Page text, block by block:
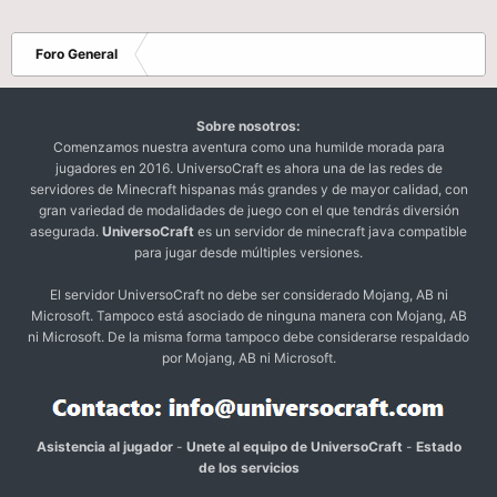
Foro General
Sobre nosotros:
Comenzamos nuestra aventura como una humilde morada para
jugadores en 2016. UniversoCraft es ahora una de las redes de
servidores de Minecraft hispanas más grandes y de mayor calidad, con
gran variedad de modalidades de juego con el que tendrás diversión
asegurada. UniversoCraft es un servidor de minecraft java compatible
para jugar desde múltiples versiones.
El servidor UniversoCraft no debe ser considerado Mojang, AB ni
Microsoft. Tampoco está asociado de ninguna manera con Mojang, AB
ni Microsoft. De la misma forma tampoco debe considerarse respaldado
por Mojang, AB ni Microsoft.
Asistencia al jugador- Unete al equipo de UniversoCraft - Estado
de los servicios